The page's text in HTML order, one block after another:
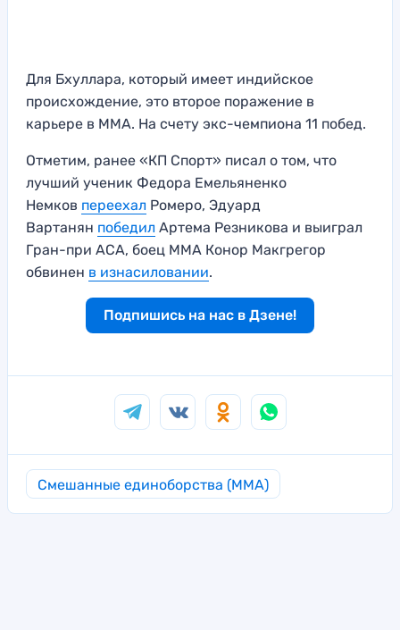
Для Бхуллара, который имеет индийское
происхождение, это второе поражение в
карьере в ММА. На счету экс-чемпиона 11 побед.
Отметим, ранее «КП Спорт» писал о том, что
лучший ученик Федора Емельяненко
Немков переехал Ромеро, Эдуард
Вартанян победил Артема Резникова и выиграл
Гран-при ACA, боец ММА Конор Макгрегор
обвинен в изнасиловании.
Подпишись на нас в Дзене!
Смешанные единоборства (MMA)